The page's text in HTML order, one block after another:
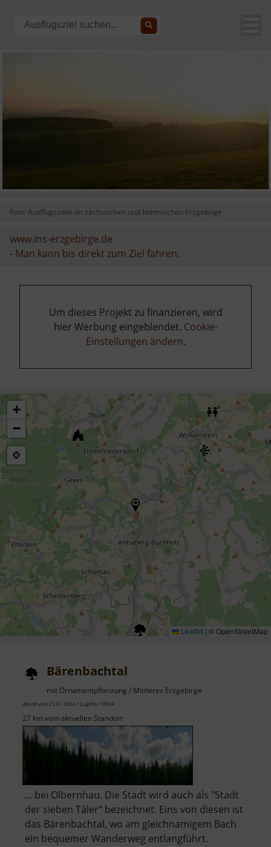
Foto: Ausflugsziele im sächsischen und böhmischen Erzgebirge
www.ins-erzgebirge.de
- Man kann bis direkt zum Ziel fahren.
Um dieses Projekt zu finanzieren, wird
hier Werbung eingeblendet. Cookie-
Einstellungen ändern.
+
−
Leaflet | © OpenStreetMap
Bärenbachtal
mit Ornamentpflanzung / Mittleres Erzgebirge
aktuell vom 23.07.2024 / Zugriffe: 19064
27 km vom aktuellen Standort
... bei Olbernhau. Die Stadt wird auch als "Stadt
der sieben Täler" bezeichnet. Eins von diesen ist
das Bärenbachtal, wo am gleichnamigem Bach
ein bequemer Wanderweg entlangführt.